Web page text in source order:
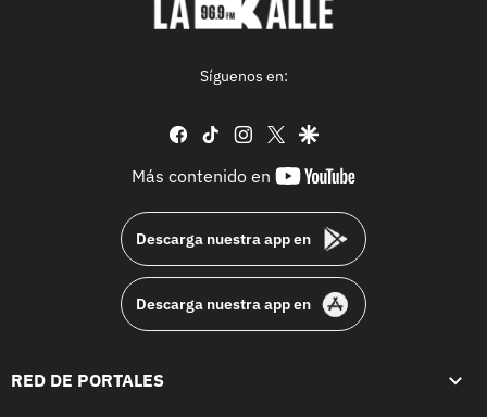
Síguenos en:
facebook
tiktok instagram
twittergoogle
Más contenido en
youtube-
Descarga nuestra app en
Descarga nuestra app en
RED DE PORTALES